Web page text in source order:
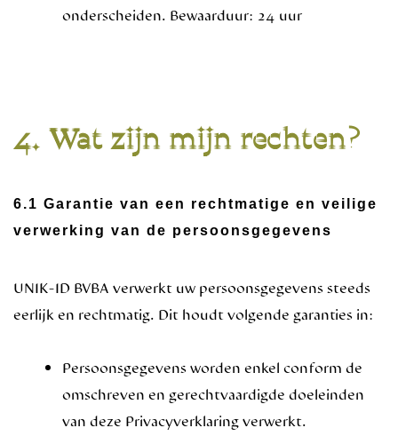
onderscheiden. Bewaarduur: 24 uur
4. Wat zijn mijn rechten?
6.1 Garantie van een rechtmatige en veilige
verwerking van de persoonsgegevens
UNIK-ID BVBA verwerkt uw persoonsgegevens steeds
eerlijk en rechtmatig. Dit houdt volgende garanties in:
Persoonsgegevens worden enkel conform de
omschreven en gerechtvaardigde doeleinden
van deze Privacyverklaring verwerkt.